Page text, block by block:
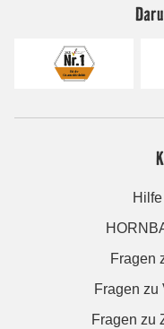
Fragen
Fragen zu
Fragen zu